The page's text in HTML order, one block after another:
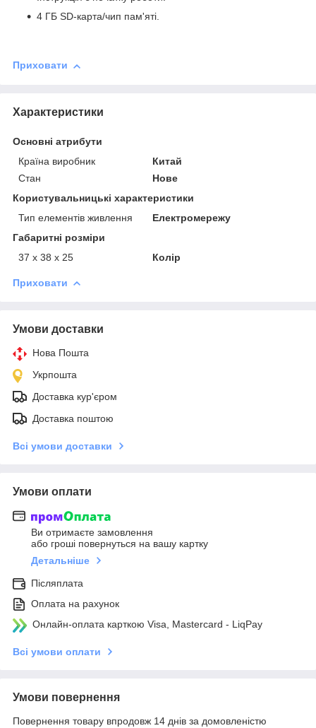
4 ГБ SD-карта/чип пам'яті.
Приховати
Характеристики
Основні атрибути
Країна виробник
Китай
Стан
Нове
Користувальницькі характеристики
Тип елементів живлення
Електромережу
Габаритні розміри
37 х 38 х 25
Колір
Приховати
Умови доставки
Нова Пошта
Укрпошта
Доставка кур'єром
Доставка поштою
Всі умови доставки
Умови оплати
Ви отримаєте замовлення
або гроші повернуться на вашу картку
Детальніше
Післяплата
Оплата на рахунок
Онлайн-оплата карткою Visa, Mastercard - LiqPay
Всі умови оплати
Умови повернення
Повернення товару впродовж 14 днів за домовленістю